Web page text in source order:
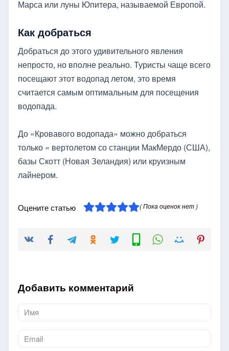
Марса или луны Юпитера, называемой Европой.
Как добраться
Добраться до этого удивительного явления
непросто, но вполне реально. Туристы чаще всего
посещают этот водопад летом, это время
считается самым оптимальным для посещения
водопада.
До «Кровавого водопада» можно добраться
только « вертолетом со станции МакМердо (США),
базы Скотт (Новая Зеландия) или круизным
лайнером.
Оцените статью ( Пока оценок нет )
Добавить комментарий
Имя
*
Email
*